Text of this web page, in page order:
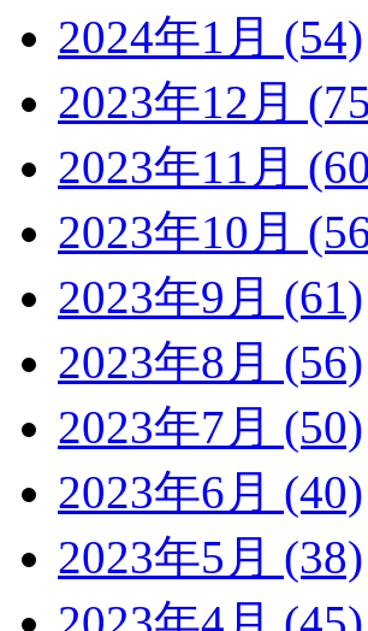
2024年1月 (54)
2023年12月
2023年11月
2023年10月
2023年9月 (61)
2023年8月 (56)
2023年7月 (50)
2023年6月 (40)
2023年5月 (38)